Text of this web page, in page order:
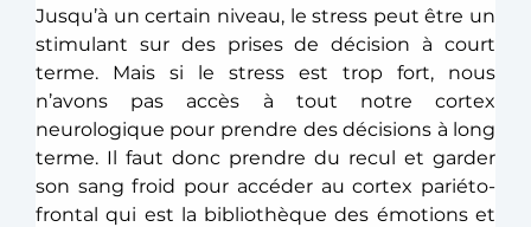
Jusqu’à un certain niveau, le stress peut être un
stimulant sur des prises de décision à court
terme. Mais si le stress est trop fort, nous
n’avons pas accès à tout notre cortex
neurologique pour prendre des décisions à long
terme. Il faut donc prendre du recul et garder
son sang froid pour accéder au cortex pariéto-
frontal qui est la bibliothèque des émotions et